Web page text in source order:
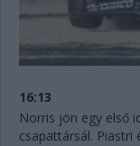
16:13
Norris jön egy első
csapattársál. Piastri